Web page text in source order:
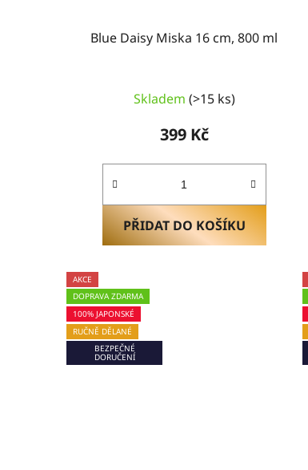
Blue Daisy Miska 16 cm, 800 ml
hodnocení
je
5
hvězdiček.
Skladem (>15 ks)
399 Kč
PŘIDAT DO KOŠÍKU
AKCE
DOPRAVA ZDARMA
100% JAPONSKÉ
RUČNĚ DĚLANÉ
BEZPEČNÉ
DORUČENÍ